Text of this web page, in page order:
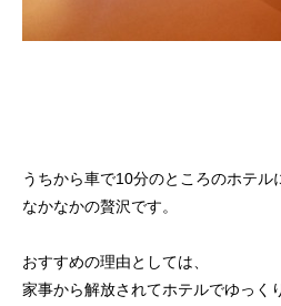
うちから車で10分のところのホテル
なかなかの贅沢です。
おすすめの理由としては、
家事から解放されてホテルでゆっく